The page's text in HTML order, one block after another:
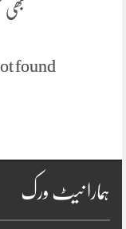
found.
ہمارا نیٹ ورک